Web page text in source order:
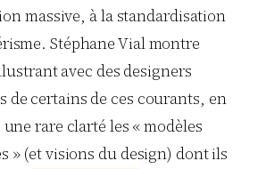
massive, à la standardisation
Stéphane Vial montre
avec des designers
de certains de ces courants, en
rare clarté les « modèles
» (et visions du design) dont ils